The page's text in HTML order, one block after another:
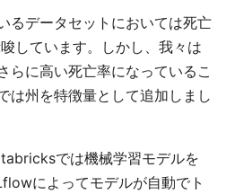
るデータセットにおいては死亡
しています。しかし、我々は
らに高い死亡率になっているこ
は州を特徴量として追加しまし
では機械学習モデルを
によってモデルが自動でト